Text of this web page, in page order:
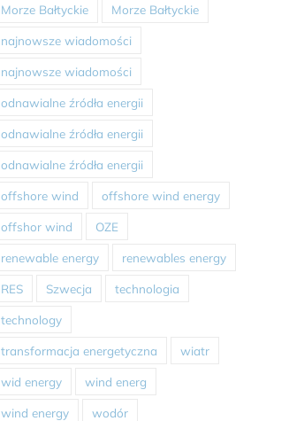
Morze Bałtyckie Morze Bałtyckie
najnowsze wiadomości
najnowsze wiadomości
odnawialne źródła energii
odnawialne źródła energii
odnawialne źródła energii
offshore wind offshore wind energy
offshor wind OZE
renewable energy renewables energy
RES Szwecja technologia
technology
transformacja energetyczna wiatr
wid energy wind energ
wind energy wodór